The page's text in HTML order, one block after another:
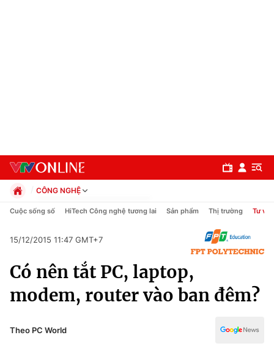
Chính trị
CÔNG NGHỆ
Chính trị
Pháp luật
Thể thao
Truyền hình
Văn hóa - Giải trí
Đời sống
Cuộc sống số HiTech Công nghệ tương lai Sản phẩm Thị trường Tư vấn
15/12/2015 11:47 GMT+7
Có nên tắt PC, laptop,
modem, router vào ban đêm?
Theo PC World